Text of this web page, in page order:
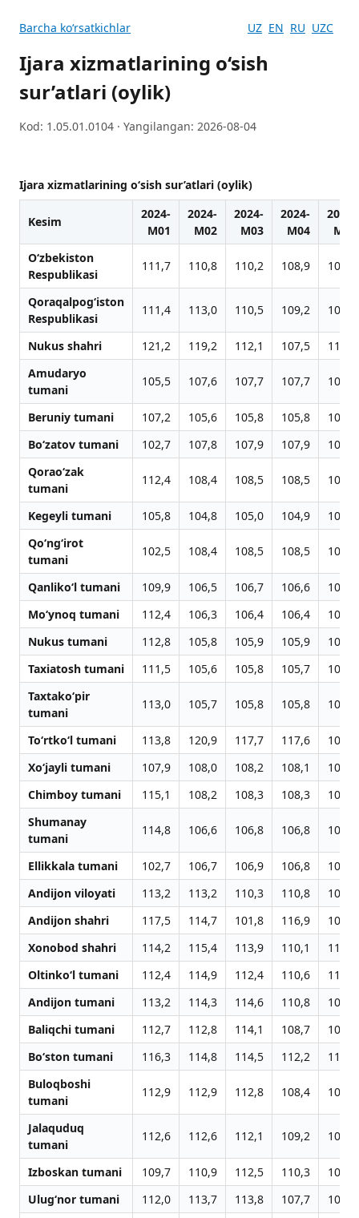
Barcha koʻrsatkichlar UZ EN RU UZC
Ijara xizmatlarining o‘sish
sur’atlari (oylik)
Kod: 1.05.01.0104 · Yangilangan: 2026-08-04
Ijara xizmatlarining o‘sish sur’atlari (oylik)
Kesim
2024-
M01
2024-
M02
2024-
M03
2024-
M04
2024-
M05
O‘zbekiston
Respublikasi
111,7 110,8 110,2 108,9 105,7
Qoraqalpog‘iston
Respublikasi
111,4 113,0 110,5 109,2 105,9
Nukus shahri 121,2 119,2 112,1 107,5
115,3
Amudaryo
tumani
105,5 107,6 107,7 107,7 104,5
Beruniy tumani 107,2 105,6 105,8 105,8
103,9
Bo‘zatov tumani
102,7 107,8 107,9 107,9
104,9
Qorao‘zak
tumani
112,4 108,4 108,5 108,5 103,4
Kegeyli tumani 105,8 104,8 105,0 104,9
104,8
Qo‘ng‘irot
tumani
102,5 108,4 108,5 108,5 102,9
Qanliko‘l tumani 109,9 106,5 106,7 106,6
103,6
Mo‘ynoq tumani
112,4 106,3 106,4 106,4
103,3
Nukus tumani
112,8 105,8 105,9 105,9
102,6
Taxiatosh tumani
111,5 105,6 105,8 105,7
102,2
Taxtako‘pir
tumani
113,0 105,7 105,8 105,8 104,0
To‘rtko‘l tumani 113,8 120,9 117,7 117,6
101,2
Xo‘jayli tumani
107,9 108,0 108,2 108,1
105,1
Chimboy tumani
115,1 108,2 108,3 108,3
103,4
Shumanay
tumani
114,8 106,6 106,8 106,8 102,9
Ellikkala tumani 102,7 106,7 106,9 106,8
102,4
Andijon viloyati
113,2 113,2 110,3 110,8
108,0
Andijon shahri
117,5 114,7 101,8 116,9
108,6
Xonobod shahri
114,2 115,4 113,9 110,1
111,3
Oltinko‘l tumani
112,4 114,9 112,4 110,6
110,0
Andijon tumani
113,2 114,3 114,6 110,8
108,4
Baliqchi tumani
112,7 112,8 114,1 108,7
104,8
Bo‘ston tumani
116,3 114,8 114,5 112,2
111,1
Buloqboshi
tumani
112,9 112,9 112,8 108,4 108,3
Jalaquduq
tumani
112,6 112,6 112,1 109,2 109,8
Izboskan tumani 109,7 110,9 112,5 110,3
106,5
Ulug‘nor tumani
112,0 113,7 113,8 107,7
105,9